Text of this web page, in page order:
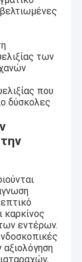
των
που
δύσκολες
καρκίνος
εντέρων.
αξιολόγηση